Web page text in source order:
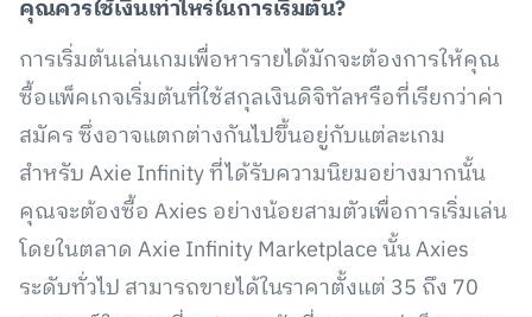
คุณควรใช้เงินเท่าไหร่ในการเริ่มต้น?
การเริ่มต้นเล่นเกมเพื่อหารายได้มักจะต้องการให้คุณ
ซื้อแพ็คเกจเริ่มต้นที่ใช้สกุลเงินดิจิทัลหรือที่เรียกว่าค่า
สมัคร ซึ่งอาจแตกต่างกันไปขึ้นอยู่กับแต่ละเกม
สำหรับ Axie Infinity ที่ได้รับความนิยมอย่างมากนั้น
คุณจะต้องซื้อ Axies อย่างน้อยสามตัวเพื่อการเริ่มเล่น
โดยในตลาด Axie Infinity Marketplace นั้น Axies
ระดับทั่วไป สามารถขายได้ในราคาตั้งแต่ 35 ถึง 70